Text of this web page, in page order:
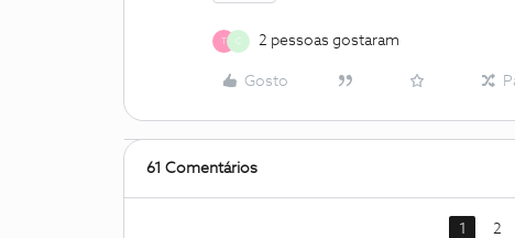
T 2 pessoas gostaram
Gosto
61 Comentários
1 2